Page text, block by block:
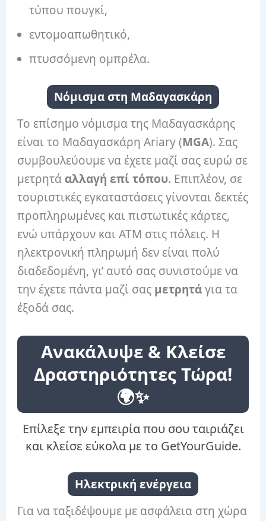
τύπου πουγκί,
εντομοαπωθητικό,
πτυσσόμενη ομπρέλα.
Νόμισμα στη Μαδαγασκάρη
Το επίσημο νόμισμα της Μαδαγασκάρης
είναι το Μαδαγασκάρη Ariary (MGA). Σας
συμβουλεύουμε να έχετε μαζί σας ευρώ σε
μετρητά αλλαγή επί τόπου. Επιπλέον, σε
τουριστικές εγκαταστάσεις γίνονται δεκτές
προπληρωμένες και πιστωτικές κάρτες,
ενώ υπάρχουν και ΑΤΜ στις πόλεις. Η
ηλεκτρονική πληρωμή δεν είναι πολύ
διαδεδομένη, γι’ αυτό σας συνιστούμε να
την έχετε πάντα μαζί σας μετρητάγια τα
έξοδά σας.
Ανακάλυψε & Κλείσε
Δραστηριότητες Τώρα!
🌍✨
Επίλεξε την εμπειρία που σου ταιριάζει
και κλείσε εύκολα με το GetYourGuide.
Ηλεκτρική ενέργεια
Για να ταξιδέψουμε με ασφάλεια στη χώρα